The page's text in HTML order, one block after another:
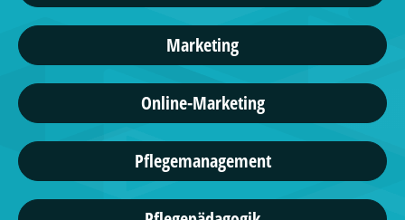
Marketing
Online-Marketing
Pflegemanagement